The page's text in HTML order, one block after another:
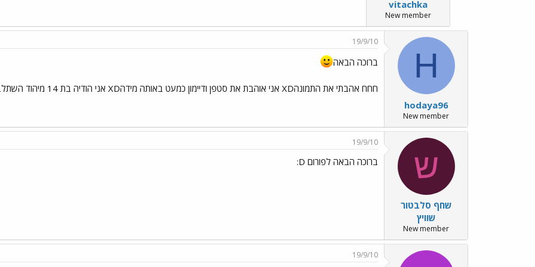
vitachka
New member
H
hodaya96
New member
19/9/10
ברוכה הבאה
חחח אהבתי את התמונהXD אני אוהבת את סטפן ודיימון כמעט באותה מידהXD אני הודיה בת 14 מיהוד השתלבות נעימה ומהירה
ש
שחף סלבטור
שוויץ
New member
19/9/10
ברוכה הבאה לפורום D:
19/9/10